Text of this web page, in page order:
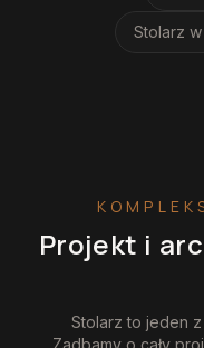
Stolarz
Projekt i
Stolarz to jeden z
Zadbamy o cały